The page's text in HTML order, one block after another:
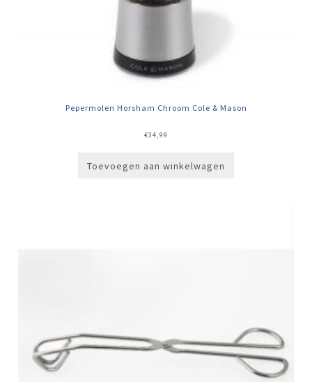
Pepermolen Horsham Chroom Cole & Mason
€34,99
Toevoegen aan winkelwagen